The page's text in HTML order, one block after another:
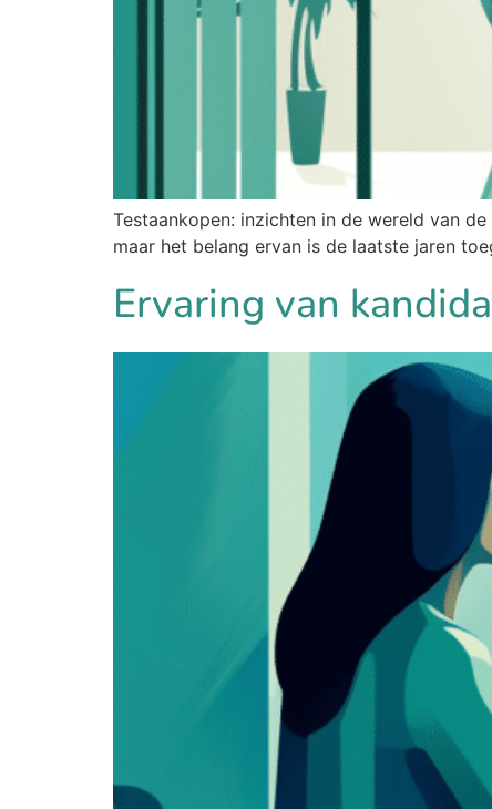
Testaankopen: inzichten in de wereld van
maar het belang ervan is de laatste jaren
Ervaring van